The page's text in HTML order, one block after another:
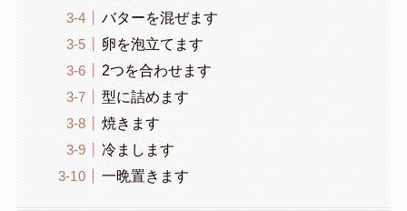
バターを混ぜます
卵を泡立てます
2つを合わせます
型に詰めます
焼きます
冷まします
一晩置きます